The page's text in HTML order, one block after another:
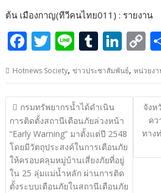
ต้น เมืองกาญ(ทีวีคนไทย011) : รายงาน
F
e
b
o
o
k
T
itt
er
Li
e
T
m
bl
r
Li
k
e
dI
n
C
p
y
Li
n
k
Hotnews Society,ข่าวประชาสัมพันธ์,หน่วยง
แนะแนว
เรื่อง
กรมทรัพยากรน้ำได้ดำเนิน
การติดตั้งสถานีเตือนภัยล่วงหน้า
“Early Warning” มาตั้งแต่ปี 2548
โดยมีวัตถุประสงค์ในการเตือนภัย
ให้ครอบคลุมหมู่บ้านเสี่ยงภัยที่อยู่
ใน 25 ลุ่มแม่น้ำหลัก ผ่านการติด
ตั้งระบบเตือนภัยในสถานีเตือนภัย
จังห
คว
ทาง